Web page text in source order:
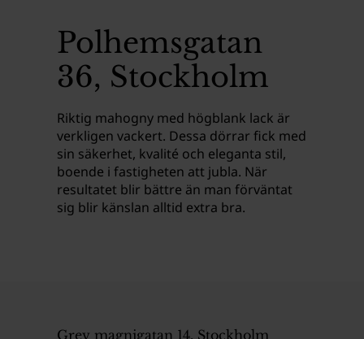
Polhemsgatan
36, Stockholm
Riktig mahogny med högblank lack är
verkligen vackert. Dessa dörrar fick med
sin säkerhet, kvalité och eleganta stil,
boende i fastigheten att jubla. När
resultatet blir bättre än man förväntat
sig blir känslan alltid extra bra.
Grev magnigatan 14, Stockholm